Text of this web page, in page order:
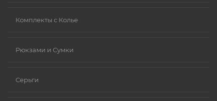
Комплекты с Колье
Рюкзами и Сумки
Серьги